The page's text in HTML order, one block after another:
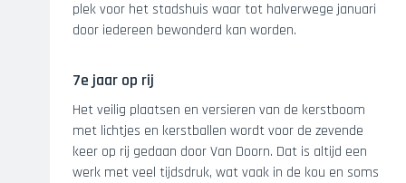
plek voor het stadshuis waar tot halverwege januari
door iedereen bewonderd kan worden.
7e jaar op rij
Het veilig plaatsen en versieren van de kerstboom
met lichtjes en kerstballen wordt voor de zevende
keer op rij gedaan door Van Doorn. Dat is altijd een
werk met veel tijdsdruk, wat vaak in de kou en soms